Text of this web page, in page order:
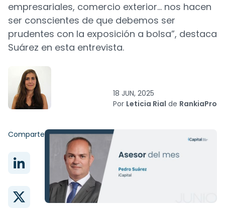
empresariales, comercio exterior… nos hacen
ser conscientes de que debemos ser
prudentes con la exposición a bolsa”, destaca
Suárez en esta entrevista.
18 JUN, 2025
Por Leticia Rial de RankiaPro
Comparte